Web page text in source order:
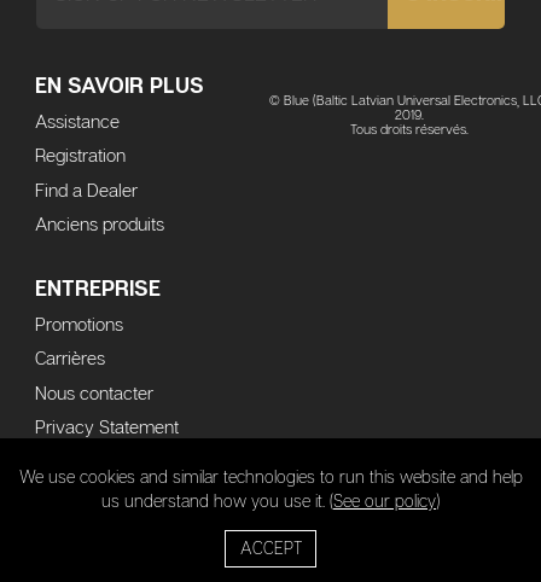
© Blue (Baltic Latvian Universal Electronics,
2019.
Tous droits réservés.
EN SAVOIR PLUS
Assistance
Registration
Find a Dealer
Anciens produits
ENTREPRISE
Promotions
Carrières
Nous contacter
Privacy Statement
CONNECT
We use cookies and similar technologies to run this website and help
us understand how you use it. (See our policy)
ACCEPT